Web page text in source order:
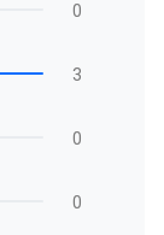
0
3
0
0